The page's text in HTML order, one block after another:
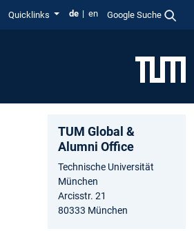
Quicklinks de en Google Suche
TUM Global &
Alumni Office
Technische Universität
München
Arcisstr. 21
80333 München